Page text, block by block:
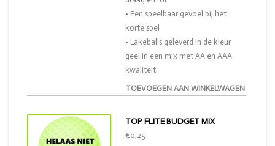
TOEVOEGEN AAN WINKELWAGEN
• Een speelbaar gevoel bij het
korte spel
• Lakeballs geleverd in de kleur
geel in een mix met AA en AAA
kwaliteit
TOP FLITE BUDGET MIX
€0,25